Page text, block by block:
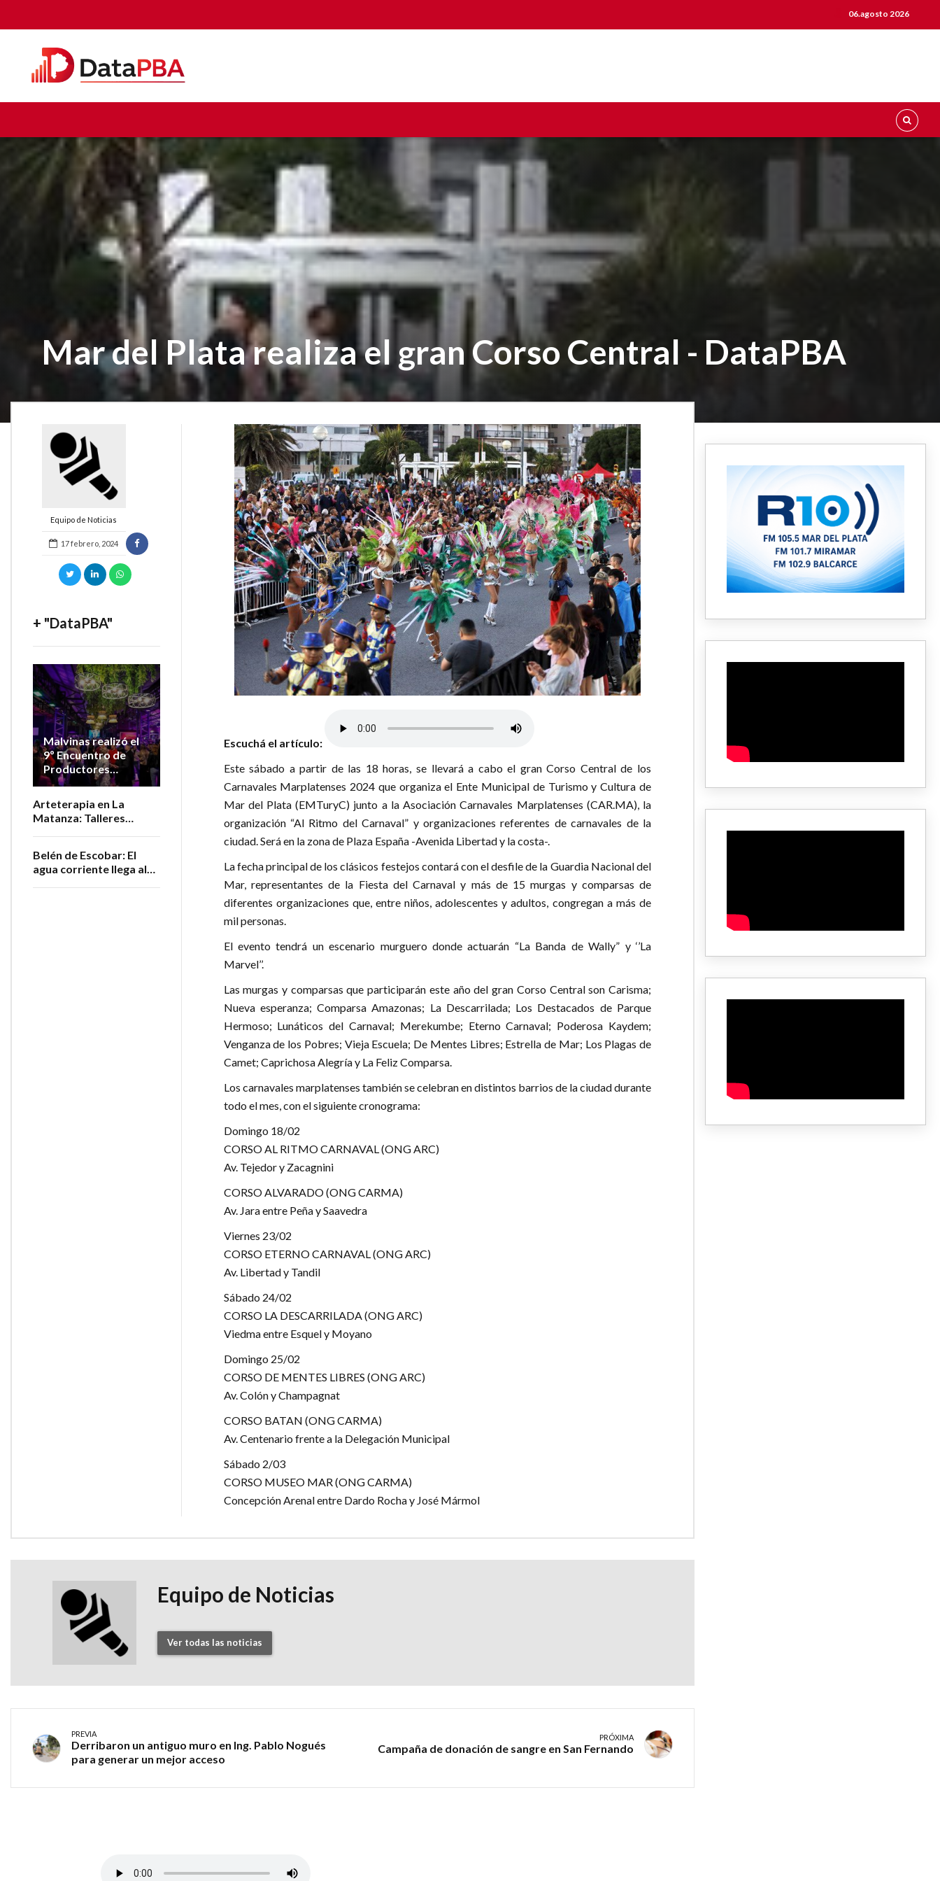
06.agosto 2026
Mar del Plata realiza el gran Corso Central - DataPBA
Equipo de Noticias
17 febrero, 2024
+ "DataPBA"
Malvinas realizó el
9º Encuentro de
Productores
Vitivinícolas de la
Arteterapia en La
Matanza: Talleres
Belén de Escobar: El
agua corriente llega al
Escuchá el artículo:
Este sábado a partir de las 18 horas, se llevará a cabo el gran Corso Central de los
Carnavales Marplatenses 2024 que organiza el Ente Municipal de Turismo y Cultura de
Mar del Plata (EMTuryC) junto a la Asociación Carnavales Marplatenses (CAR.MA), la
organización “Al Ritmo del Carnaval” y organizaciones referentes de carnavales de la
ciudad. Será en la zona de Plaza España -Avenida Libertad y la costa-.
La fecha principal de los clásicos festejos contará con el desfile de la Guardia Nacional del
Mar, representantes de la Fiesta del Carnaval y más de 15 murgas y comparsas de
diferentes organizaciones que, entre niños, adolescentes y adultos, congregan a más de
mil personas.
El evento tendrá un escenario murguero donde actuarán “La Banda de Wally” y ‘’La
Marvel’’.
Las murgas y comparsas que participarán este año del gran Corso Central son Carisma;
Nueva esperanza; Comparsa Amazonas; La Descarrilada; Los Destacados de Parque
Hermoso; Lunáticos del Carnaval; Merekumbe; Eterno Carnaval; Poderosa Kaydem;
Venganza de los Pobres; Vieja Escuela; De Mentes Libres; Estrella de Mar; Los Plagas de
Camet; Caprichosa Alegría y La Feliz Comparsa.
Los carnavales marplatenses también se celebran en distintos barrios de la ciudad durante
todo el mes, con el siguiente cronograma:
Domingo 18/02
CORSO AL RITMO CARNAVAL (ONG ARC)
Av. Tejedor y Zacagnini
CORSO ALVARADO (ONG CARMA)
Av. Jara entre Peña y Saavedra
Viernes 23/02
CORSO ETERNO CARNAVAL (ONG ARC)
Av. Libertad y Tandil
Sábado 24/02
CORSO LA DESCARRILADA (ONG ARC)
Viedma entre Esquel y Moyano
Domingo 25/02
CORSO DE MENTES LIBRES (ONG ARC)
Av. Colón y Champagnat
CORSO BATAN (ONG CARMA)
Av. Centenario frente a la Delegación Municipal
Sábado 2/03
CORSO MUSEO MAR (ONG CARMA)
Concepción Arenal entre Dardo Rocha y José Mármol
Equipo de Noticias
Ver todas las noticias
PREVIA
Derribaron un antiguo muro en Ing. Pablo Nogués
para generar un mejor acceso
PRÓXIMA
Campaña de donación de sangre en San Fernando